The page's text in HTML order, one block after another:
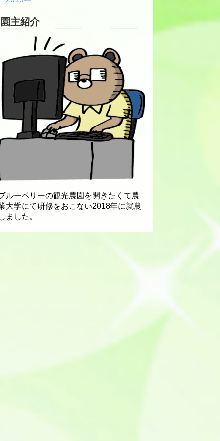
園主紹介
ルーベリーの観光農園を開きたくて農
大学にて研修をおこない2018年に就農
ました。